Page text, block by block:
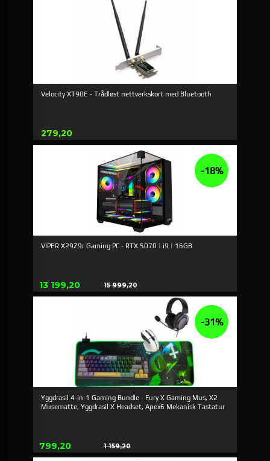
Velocity XT90E - Trådløst nettverkskort med Bluetooth
Pris
279,20
VIPER X29Z9r Gaming PC - RTX 5070 | i9 | 16GB
Erbjudande
13 199,20 15 999,20
Rabatt
-18%
Yggdrasil 4-in-1 Gaming Bundle - Fury X Gaming Mus, X2
Musematte, Yggdrasil X Headset, Apex6 Mekanisk Tastatur
Erbjudande
799,20 1 159,20
Rabatt
-31%